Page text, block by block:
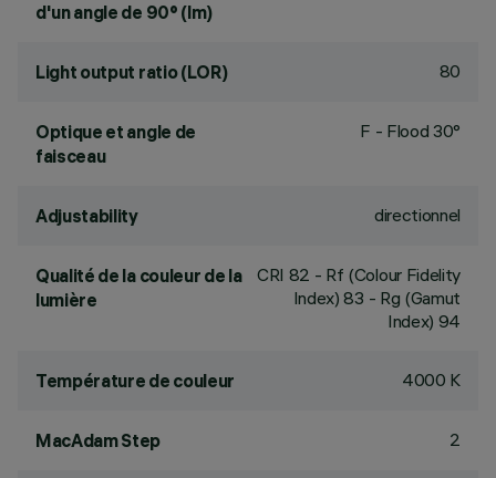
d'un angle de 90° (lm)
Light output ratio (LOR) 80
Optique et angle de
faisceau
F - Flood 30°
Adjustability directionnel
Qualité de la couleur de la
lumière
CRI 82 - Rf (Colour Fidelity
Index) 83 - Rg (Gamut
Index) 94
Température de couleur 4000 K
MacAdam Step 2